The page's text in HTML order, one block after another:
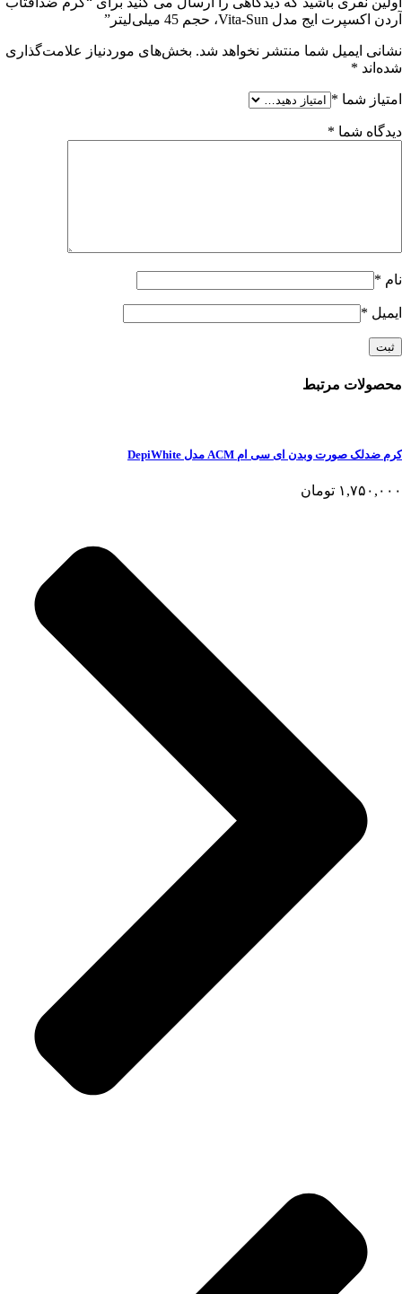
آردن اکسپرت ایج مدل Vita-Sun، حجم 45 میلی‌لیتر”
نشانی ایمیل شما منتشر نخواهد شد. بخش‌های موردنیاز علامت‌گذاری
شده‌اند *
امتیاز شما *
دیدگاه شما *
نام *
ایمیل *
محصولات مرتبط
کرم ضدلک صورت وبدن ای سی ام ACM مدل DepiWhite
۱,۷۵۰,۰۰۰ تومان